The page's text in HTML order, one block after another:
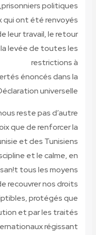
prisonniers politiques,
qui ont été renvoyés
leur travail, le retour
levée de toutes les
restrictions à
énoncés dans la
universelle,
reste pas d’autre
que de renforcer la
et des Tunisiens.
et le calme, en
tous les moyens
recouvrer nos droits
protégés que
et par les traités
régissant